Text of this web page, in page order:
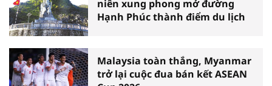
niên xung phong mở đường
Hạnh Phúc thành điểm du lịch
Malaysia toàn thắng, Myanmar
trở lại cuộc đua bán kết ASEAN